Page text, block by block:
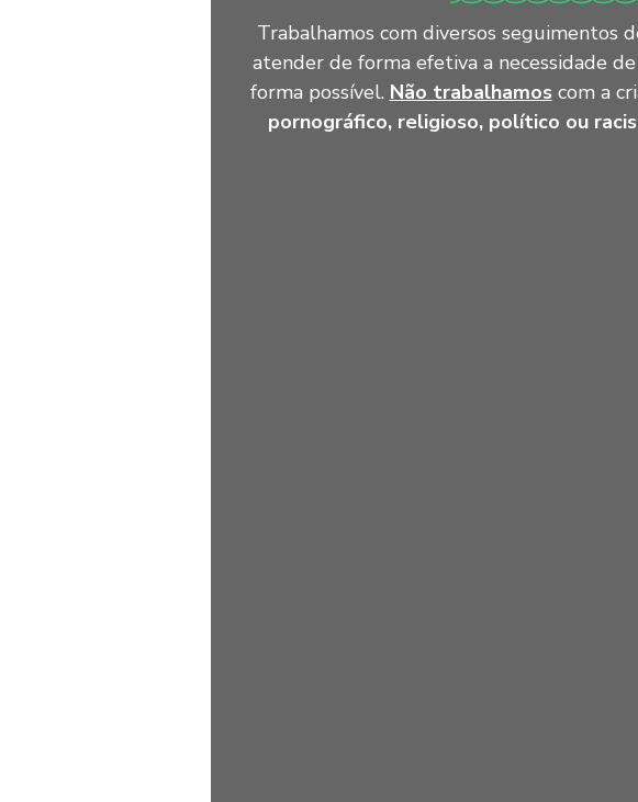
Trabalhamos com diversos seguimentos
atender de forma efetiva a necessidade
forma possível. Não trabalhamos com a
pornográfico, religioso, político ou